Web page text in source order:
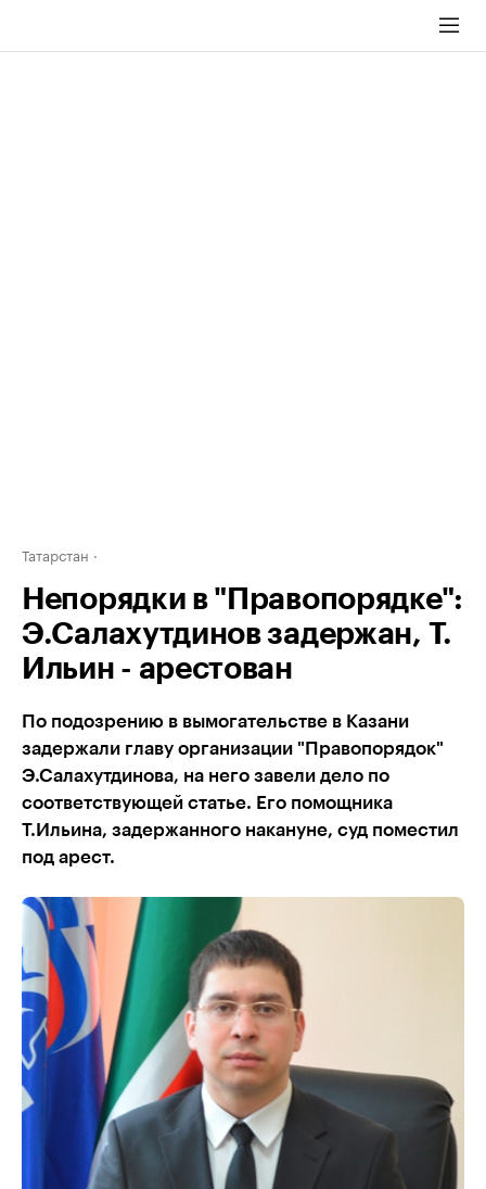
Татарстан
Непорядки в "Правопорядке":
Э.Салахутдинов задержан, Т.
Ильин - арестован
По подозрению в вымогательстве в Казани
задержали главу организации "Правопорядок"
Э.Салахутдинова, на него завели дело по
соответствующей статье. Его помощника
Т.Ильина, задержанного накануне, суд поместил
под арест.